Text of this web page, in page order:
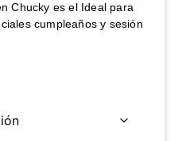
Chucky es el Ideal para
cumpleaños y sesión